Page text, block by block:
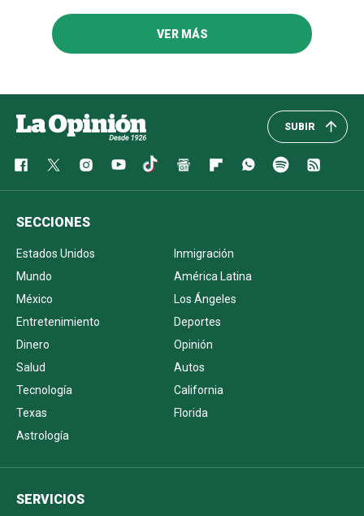
VER MÁS
SUBIR
SECCIONES
Estados Unidos
Inmigración
Mundo
América Latina
México
Los Ángeles
Entretenimiento
Deportes
Dinero
Opinión
Salud
Autos
Tecnología
California
Texas
Florida
Astrología
SERVICIOS